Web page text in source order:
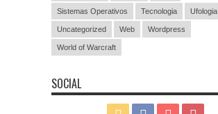
Sistemas Operativos Tecnologia Ufologia
Uncategorized Web Wordpress
World of Warcraft
SOCIAL